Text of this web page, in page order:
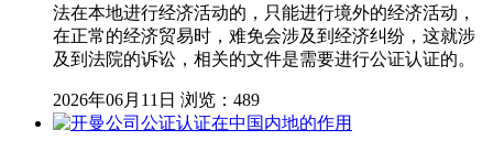
法在本地进行经济活动的，只能进行境外的经济活动，
在正常的经济贸易时，难免会涉及到经济纠纷，这就涉
及到法院的诉讼，相关的文件是需要进行公证认证的。
2026年06月11日 浏览：489